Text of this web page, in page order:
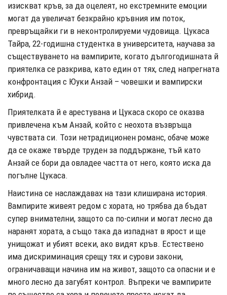
изискват кръв, за да оцелеят, но екстремните емоции
могат да увеличат безкрайно кръвния им поток,
превръщайки ги в неконтролируеми чудовища. Цукаса
Тайра, 22-годишна студентка в университета, научава за
съществуването на вампирите, когато дългогодишната й
приятелка се разкрива, като един от тях, след напрегната
конфронтация с Юуки Анзай – човешки и вампирски
хибрид.
Приятелката й е арестувана и Цукаса скоро се оказва
привлечена към Анзай, който с неохота възвръща
чувствата си. Този нетрадиционен романс, обаче може
да се окаже твърде труден за поддържане, тъй като
Анзай се бори да овладее частта от него, която иска да
погълне Цукаса.
Наистина се наслаждавах на тази клиширана история.
Вампирите живеят редом с хората, но трябва да бъдат
супер внимателни, защото са по-силни и могат лесно да
наранят хората, а също така да изпаднат в ярост и ще
унищожат и убият всеки, ако видят кръв. Естествено
има дискриминация срещу тях и сурови закони,
ограничаващи начина им на живот, защото са опасни и е
много лесно да загубят контрол. Въпреки че вампирите